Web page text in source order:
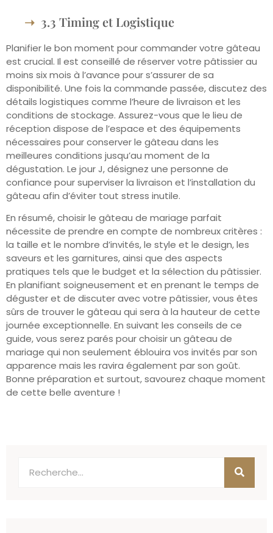
3.3 Timing et Logistique
Planifier le bon moment pour commander votre gâteau
est crucial. Il est conseillé de réserver votre pâtissier au
moins six mois à l’avance pour s’assurer de sa
disponibilité. Une fois la commande passée, discutez des
détails logistiques comme l’heure de livraison et les
conditions de stockage. Assurez-vous que le lieu de
réception dispose de l’espace et des équipements
nécessaires pour conserver le gâteau dans les
meilleures conditions jusqu’au moment de la
dégustation. Le jour J, désignez une personne de
confiance pour superviser la livraison et l’installation du
gâteau afin d’éviter tout stress inutile.
En résumé, choisir le gâteau de mariage parfait
nécessite de prendre en compte de nombreux critères :
la taille et le nombre d’invités, le style et le design, les
saveurs et les garnitures, ainsi que des aspects
pratiques tels que le budget et la sélection du pâtissier.
En planifiant soigneusement et en prenant le temps de
déguster et de discuter avec votre pâtissier, vous êtes
sûrs de trouver le gâteau qui sera à la hauteur de cette
journée exceptionnelle. En suivant les conseils de ce
guide, vous serez parés pour choisir un gâteau de
mariage qui non seulement éblouira vos invités par son
apparence mais les ravira également par son goût.
Bonne préparation et surtout, savourez chaque moment
de cette belle aventure !